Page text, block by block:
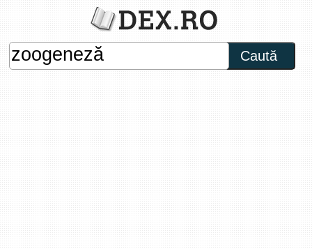
Caută